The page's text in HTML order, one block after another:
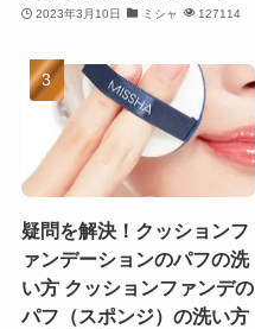
2023年3月10日 ミシャ 127114
疑問を解決！クッションフ
ァンデーションのパフの洗
い方 クッションファンデの
パフ（スポンジ）の洗い方